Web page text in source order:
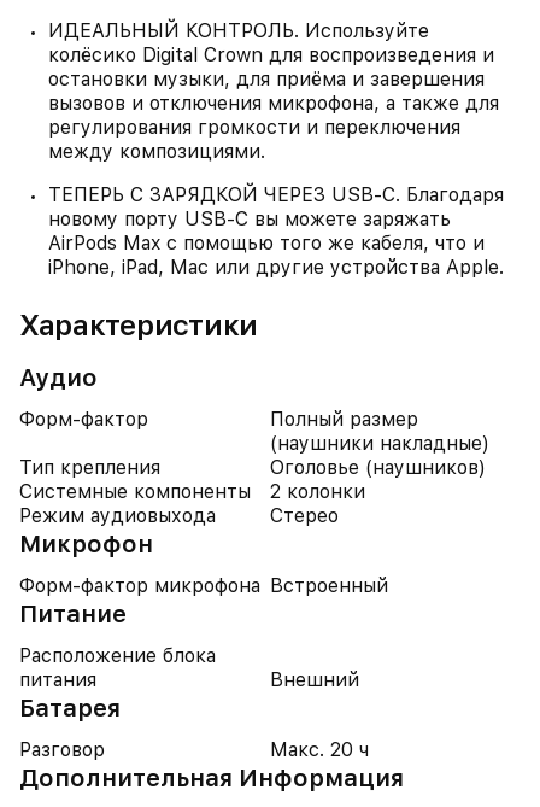
ИДЕАЛЬНЫЙ КОНТРОЛЬ. Используйте
колёсико Digital Crown для воспроизведения и
остановки музыки, для приёма и завершения
вызовов и отключения микрофона, а также для
регулирования громкости и переключения
между композициями.
ТЕПЕРЬ С ЗАРЯДКОЙ ЧЕРЕЗ USB-C. Благодаря
новому порту USB-C вы можете заряжать
AirPods Max с помощью того же кабеля, что и
iPhone, iPad, Mac или другие устройства Apple.
Характеристики
Аудио
Форм-фактор
Полный размер
(наушники накладные)
Тип крепления
Оголовье (наушников)
Системные компоненты
2 колонки
Режим аудиовыхода
Стерео
Микрофон
Форм-фактор микрофона Встроенный
Питание
Расположение блока
питания
Внешний
Батарея
Разговор Макс. 20 ч
Дополнительная Информация